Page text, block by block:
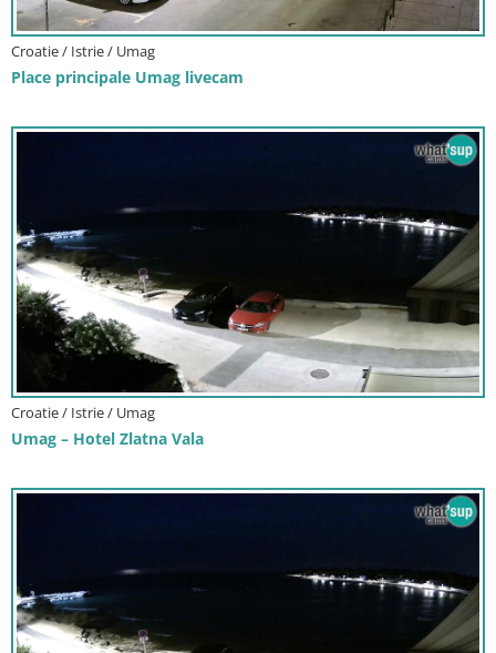
Croatie / Istrie / Umag
Place principale Umag livecam
Croatie / Istrie / Umag
Umag – Hotel Zlatna Vala